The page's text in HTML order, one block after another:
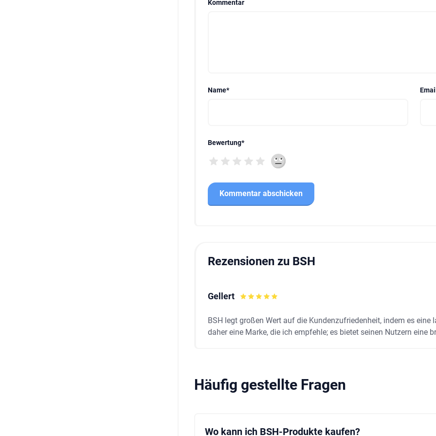
Kommentar
Name*
Bewertung*
Rezensionen zu BSH
Gellert
BSH legt großen Wert auf die Kundenzufriedenheit, indem es
daher eine Marke, die ich empfehle; es bietet seinen Nutzern eine
Häufig gestellte Fragen
Wo kann ich BSH-Produkte kaufen?